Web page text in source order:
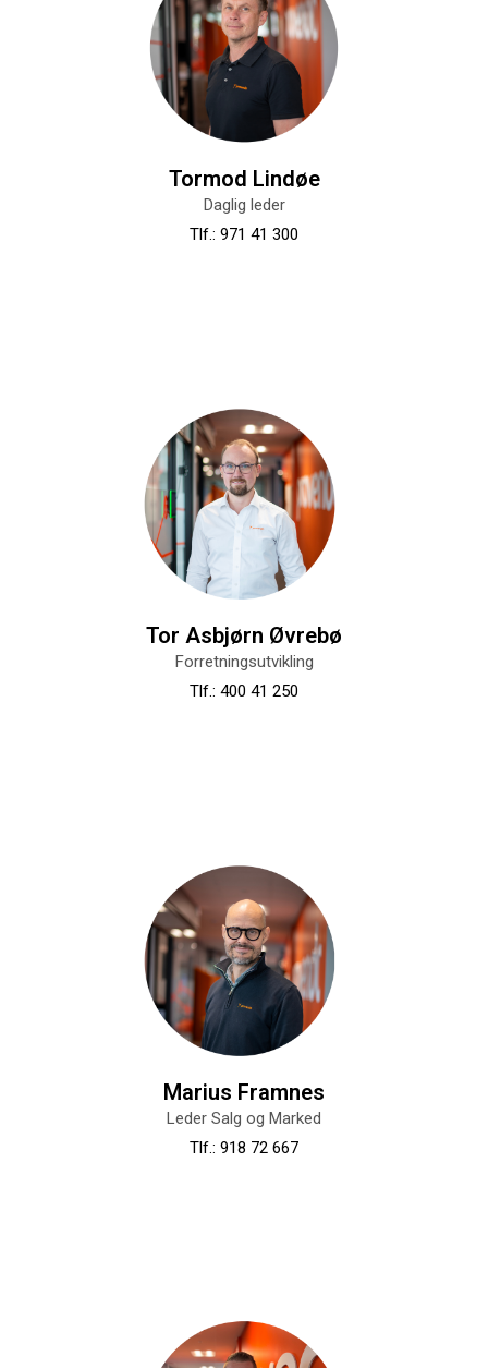
Tormod Lindøe
Daglig leder
Tlf.: 971 41 300
Tor Asbjørn Øvrebø
Forretningsutvikling
Tlf.: 400 41 250
Marius Framnes
Leder Salg og Marked
Tlf.: 918 72 667